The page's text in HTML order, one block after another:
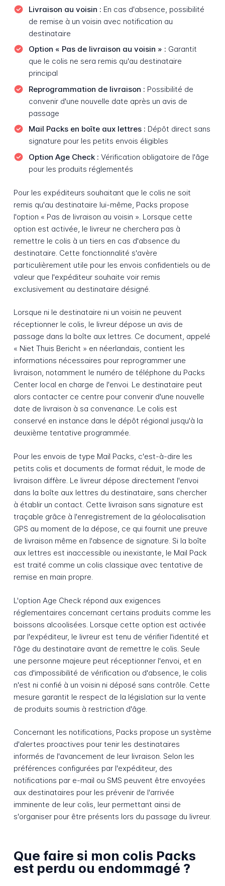
Livraison au voisin : En cas d'absence, possibilité
de remise à un voisin avec notification au
destinataire
Option « Pas de livraison au voisin » : Garantit
que le colis ne sera remis qu'au destinataire
principal
Reprogrammation de livraison : Possibilité de
convenir d'une nouvelle date après un avis de
passage
Mail Packs en boîte aux lettres : Dépôt direct sans
signature pour les petits envois éligibles
Option Age Check : Vérification obligatoire de l'âge
pour les produits réglementés
Pour les expéditeurs souhaitant que le colis ne soit
remis qu'au destinataire lui-même, Packs propose
l'option « Pas de livraison au voisin ». Lorsque cette
option est activée, le livreur ne cherchera pas à
remettre le colis à un tiers en cas d'absence du
destinataire. Cette fonctionnalité s'avère
particulièrement utile pour les envois confidentiels ou de
valeur que l'expéditeur souhaite voir remis
exclusivement au destinataire désigné.
Lorsque ni le destinataire ni un voisin ne peuvent
réceptionner le colis, le livreur dépose un avis de
passage dans la boîte aux lettres. Ce document, appelé
« Niet Thuis Bericht » en néerlandais, contient les
informations nécessaires pour reprogrammer une
livraison, notamment le numéro de téléphone du Packs
Center local en charge de l'envoi. Le destinataire peut
alors contacter ce centre pour convenir d'une nouvelle
date de livraison à sa convenance. Le colis est
conservé en instance dans le dépôt régional jusqu'à la
deuxième tentative programmée.
Pour les envois de type Mail Packs, c'est-à-dire les
petits colis et documents de format réduit, le mode de
livraison diffère. Le livreur dépose directement l'envoi
dans la boîte aux lettres du destinataire, sans chercher
à établir un contact. Cette livraison sans signature est
traçable grâce à l'enregistrement de la géolocalisation
GPS au moment de la dépose, ce qui fournit une preuve
de livraison même en l'absence de signature. Si la boîte
aux lettres est inaccessible ou inexistante, le Mail Pack
est traité comme un colis classique avec tentative de
remise en main propre.
L'option Age Check répond aux exigences
réglementaires concernant certains produits comme les
boissons alcoolisées. Lorsque cette option est activée
par l'expéditeur, le livreur est tenu de vérifier l'identité et
l'âge du destinataire avant de remettre le colis. Seule
une personne majeure peut réceptionner l'envoi, et en
cas d'impossibilité de vérification ou d'absence, le colis
n'est ni confié à un voisin ni déposé sans contrôle. Cette
mesure garantit le respect de la législation sur la vente
de produits soumis à restriction d'âge.
Concernant les notifications, Packs propose un système
d'alertes proactives pour tenir les destinataires
informés de l'avancement de leur livraison. Selon les
préférences configurées par l'expéditeur, des
notifications par e-mail ou SMS peuvent être envoyées
aux destinataires pour les prévenir de l'arrivée
imminente de leur colis, leur permettant ainsi de
s'organiser pour être présents lors du passage du livreur.
Que faire si mon colis Packs
est perdu ou endommagé ?